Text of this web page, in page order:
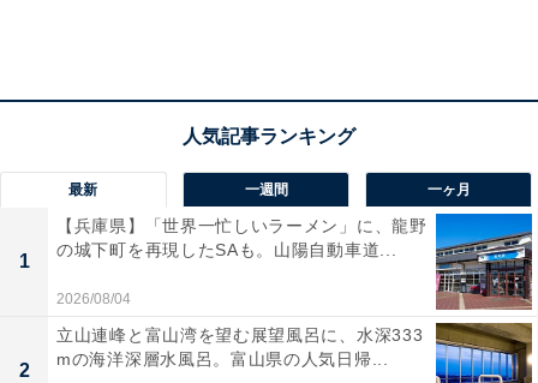
最新 一週間 一ヶ月
1
【兵庫県】「世界一忙しいラーメン」に、龍野
の城下町を再現したSAも。山陽自動車道...
2026/08/04
2
立山連峰と富山湾を望む展望風呂に、水深333
mの海洋深層水風呂。富山県の人気日帰...